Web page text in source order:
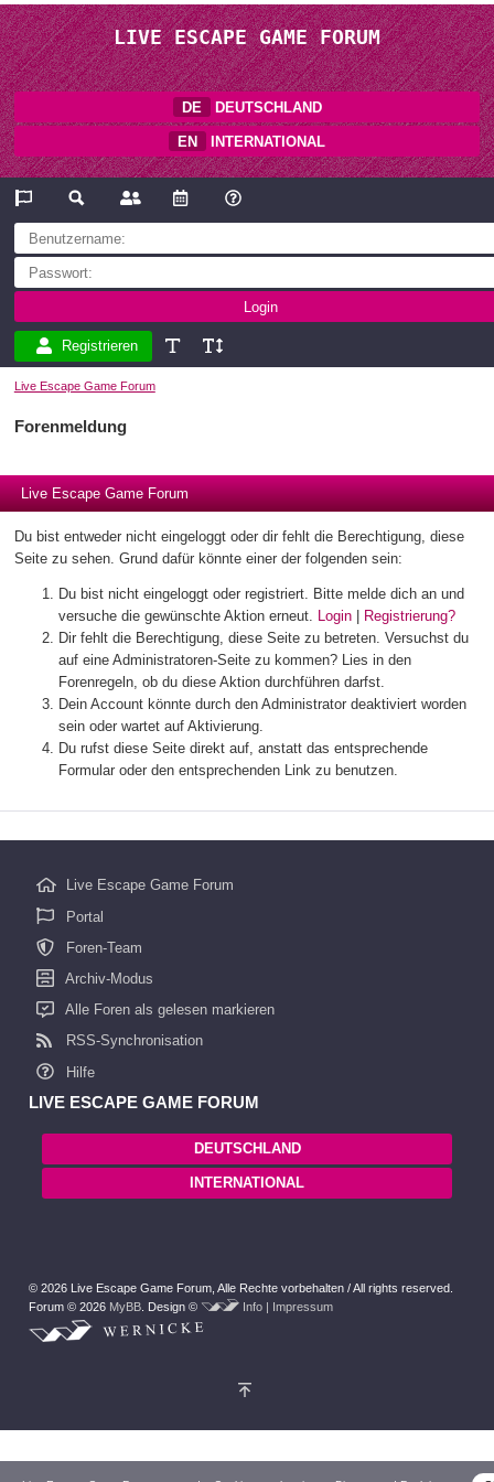
LIVE ESCAPE GAME FORUM
DE DEUTSCHLAND
EN INTERNATIONAL
Registrieren
Live Escape Game Forum
Forenmeldung
Live Escape Game Forum
Du bist entweder nicht eingeloggt oder dir fehlt die Berechtigung, diese
Seite zu sehen. Grund dafür könnte einer der folgenden sein:
Du bist nicht eingeloggt oder registriert. Bitte melde dich an und
versuche die gewünschte Aktion erneut. Login|
Registrierung?
Dir fehlt die Berechtigung, diese Seite zu betreten. Versuchst du
auf eine Administratoren-Seite zu kommen? Lies in den
Forenregeln, ob du diese Aktion durchführen darfst.
Dein Account könnte durch den Administrator deaktiviert worden
sein oder wartet auf Aktivierung.
Du rufst diese Seite direkt auf, anstatt das entsprechende
Formular oder den entsprechenden Link zu benutzen.
Live Escape Game Forum
Portal
Foren-Team
Archiv-Modus
Alle Foren als gelesen markieren
RSS-Synchronisation
Hilfe
LIVE ESCAPE GAME FORUM
DEUTSCHLAND
INTERNATIONAL
© 2026 Live Escape Game Forum, Alle Rechte vorbehalten / All rights reserved.
Forum © 2026 MyBB. Design © Info | Impressum